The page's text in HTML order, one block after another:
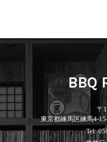
BBQ
〒
東京都練馬区練馬4-
Tel: